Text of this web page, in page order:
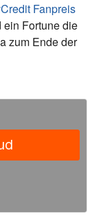
Fanpreis
ein Fortune die
zum Ende der